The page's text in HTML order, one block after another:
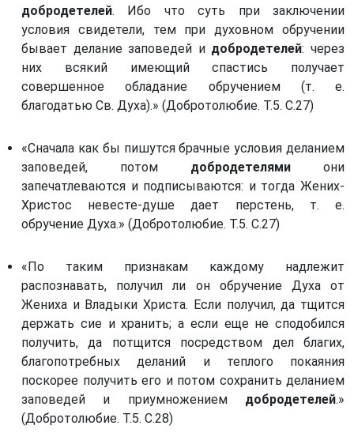
добродетелей. Ибо что суть при заключении
условия свидетели, тем при духовном обручении
бывает делание заповедей и добродетелей: через
них всякий имеющий спастись получает
совершенное обладание обручением (т. е.
благодатью Св. Духа).» (Добротолюбие. Т.5. С.27)
«Сначала как бы пишутся брачные условия деланием
заповедей, потом добродетелями они
запечатлеваются и подписываются: и тогда Жених-
Христос невесте-душе дает перстень, т. е.
обручение Духа.» (Добротолюбие. Т.5. С.27)
«По таким признакам каждому надлежит
распознавать, получил ли он обручение Духа от
Жениха и Владыки Христа. Если получил, да тщится
держать сие и хранить; а если еще не сподобился
получить, да потщится посредством дел благих,
благопотребных деланий и теплого покаяния
поскорее получить его и потом сохранить деланием
заповедей и приумножением добродетелей.»
(Добротолюбие. Т.5. С.28)